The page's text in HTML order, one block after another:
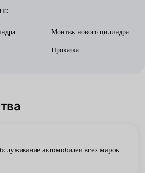
Монтаж нового цилиндра
Прокачка
автомобилей всех марок